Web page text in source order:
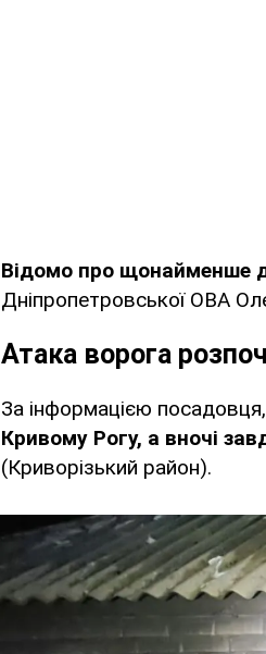
Відомо про щонайменше
Дніпропетровської ОВА
Атака ворога
За інформацією посадовця,
Кривому Рогу, а вночі
(Криворізький район).